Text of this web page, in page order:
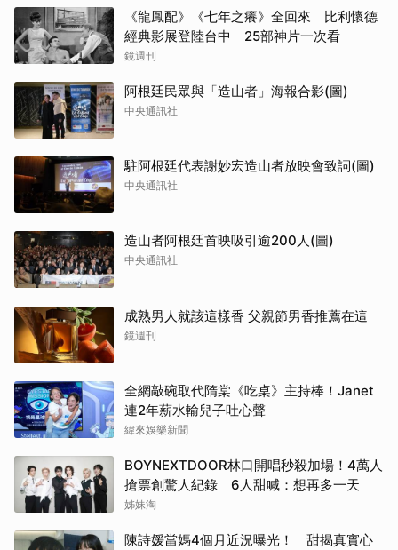
《龍鳳配》《七年之癢》全回來 比利懷德
經典影展登陸台中 25部神片一次看
鏡週刊
阿根廷民眾與「造山者」海報合影(圖)
中央通訊社
駐阿根廷代表謝妙宏造山者放映會致詞(圖)
中央通訊社
造山者阿根廷首映吸引逾200人(圖)
中央通訊社
成熟男人就該這樣香 父親節男香推薦在這
鏡週刊
全網敲碗取代隋棠《吃桌》主持棒！Janet
連2年薪水輸兒子吐心聲
緯來娛樂新聞
BOYNEXTDOOR林口開唱秒殺加場！4萬人
搶票創驚人紀錄 6人甜喊：想再多一天
姊妹淘
陳詩媛當媽4個月近況曝光！ 甜揭真實心